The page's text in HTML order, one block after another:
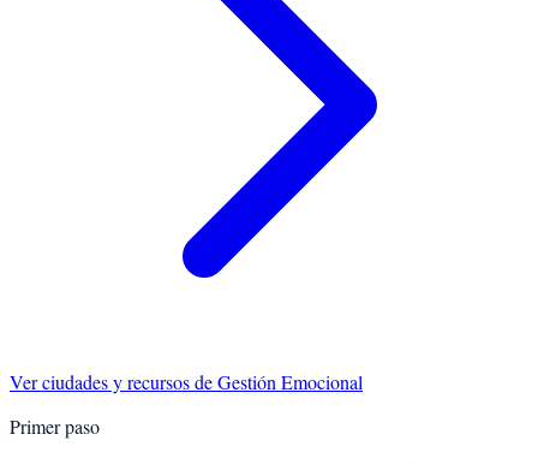
Ver ciudades y recursos deGestión Emocional
Primer paso